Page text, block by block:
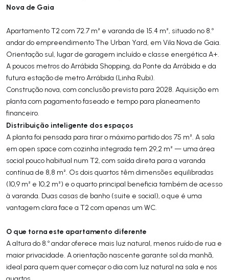
Nova de Gaia
Apartamento T2 com 72.7 m² e varanda de 15.4 m², situado no 8.º
andar do empreendimento The Urban Yard, em Vila Nova de Gaia.
Orientação sul, lugar de garagem incluído e classe energética A+.
A poucos metros do Arrábida Shopping, da Ponte da Arrábida e da
futura estação de metro Arrábida (Linha Rubi).
Construção nova, com conclusão prevista para 2028. Aquisição em
planta com pagamento faseado e tempo para planeamento
financeiro.
Distribuição inteligente dos espaços
A planta foi pensada para tirar o máximo partido dos 75 m². A sala
em open space com cozinha integrada tem 29,2 m² — uma área
social pouco habitual num T2, com saída direta para a varanda
contínua de 8,8 m². Os dois quartos têm dimensões equilibradas
(10,9 m² e 10,2 m²) e o quarto principal beneficia também de acesso
à varanda. Duas casas de banho (suite e social), o que é uma
vantagem clara face a T2 com apenas um WC.
O que torna este apartamento diferente
A altura do 8.º andar oferece mais luz natural, menos ruído de rua e
maior privacidade. A orientação nascente garante sol da manhã,
ideal para quem quer começar o dia com luz natural na sala e nos